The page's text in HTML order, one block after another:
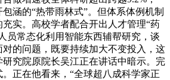
涵的“热带雨林式”。但体系体例机制
实。高校学者配合开出人才管理“药
员常态化利用智能东西辅帮研究，谈
的问题，既要持续加大不变投入，这
究院原院长吴江正在讲话中暗示。完
正在他看来，“全球超八成科学家正